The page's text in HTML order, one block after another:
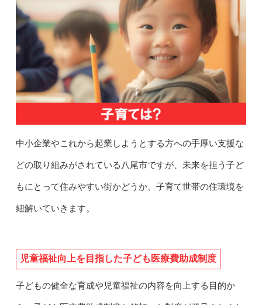
中小企業やこれから起業しようとする方への手厚い支援な
どの取り組みがされている八尾市ですが、未来を担う子ど
もにとって住みやすい街かどうか、子育て世帯の住環境を
紐解いていきます。
児童福祉向上を目指した子ども医療費助成制度
子どもの健全な育成や児童福祉の内容を向上する目的か